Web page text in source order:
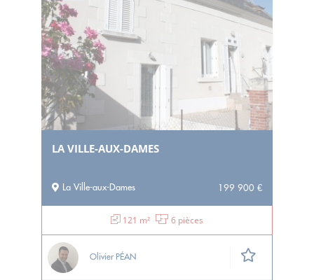
LA VILLE-AUX-DAMES
La Ville-aux-Dames 199 900 €
121 m² 6 pièces
Olivier PÉAN